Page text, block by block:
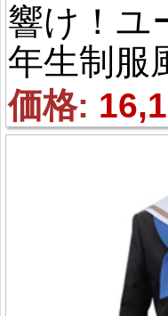
響け！ユ
年生制
衣装
価格: